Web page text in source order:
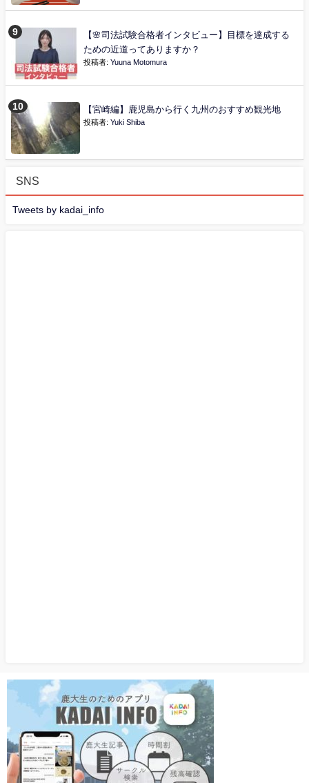
【🌸司法試験合格者インタビュー】目標を達成する
ための近道ってありますか？
投稿者: Yuuna Motomura
【宮崎編】鹿児島から行く九州のおすすめ観光地
投稿者: Yuki Shiba
SNS
Tweets by kadai_info